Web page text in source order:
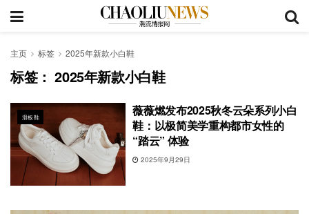
主页 标签 2025年新款小白鞋
标签：2025年新款小白鞋
滑板鞋
薇薇燃发布2025秋冬云朵系列小白
鞋：以极简美学重构都市女性的
“踏云” 体验
2025年9月29日